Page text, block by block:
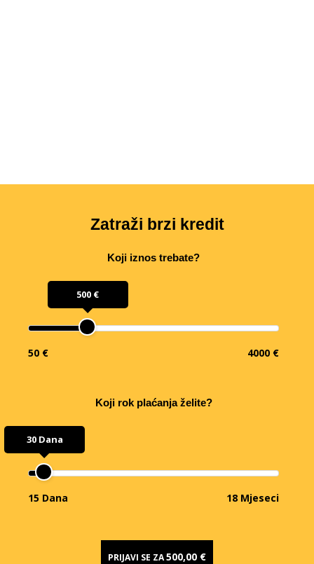
Zatraži brzi kredit
Koji iznos trebate?
500 €
50 € 4000 €
Koji rok plaćanja želite?
30 Dana
15 Dana 18 Mjeseci
PRIJAVI SE ZA500,00 €